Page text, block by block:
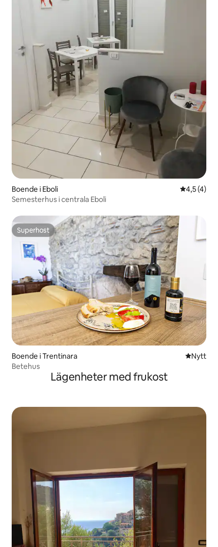
Boende i Eboli 4,5 av 5 i
4,5 (4)
Semesterhus i centrala Eboli
Superhost
Superhost
Boende i Trentinara NyttNytt
Betehus
Lägenheter med frukost